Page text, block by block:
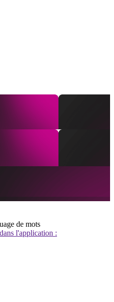
de mots
l'application :